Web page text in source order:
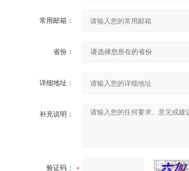
常用邮箱：
省份：
详细地址：
补充说明：
验证码：